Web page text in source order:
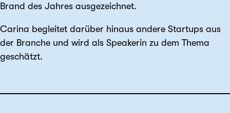
Brand des Jahres ausgezeichnet.
Carina begleitet darüber hinaus andere Startups aus
der Branche und wird als Speakerin zu dem Thema
geschätzt.